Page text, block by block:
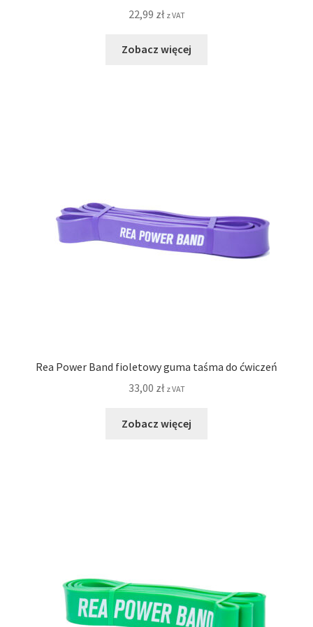
22,99 zł z VAT
Zobacz więcej
Rea Power Band fioletowy guma taśma do ćwiczeń
33,00 zł z VAT
Zobacz więcej